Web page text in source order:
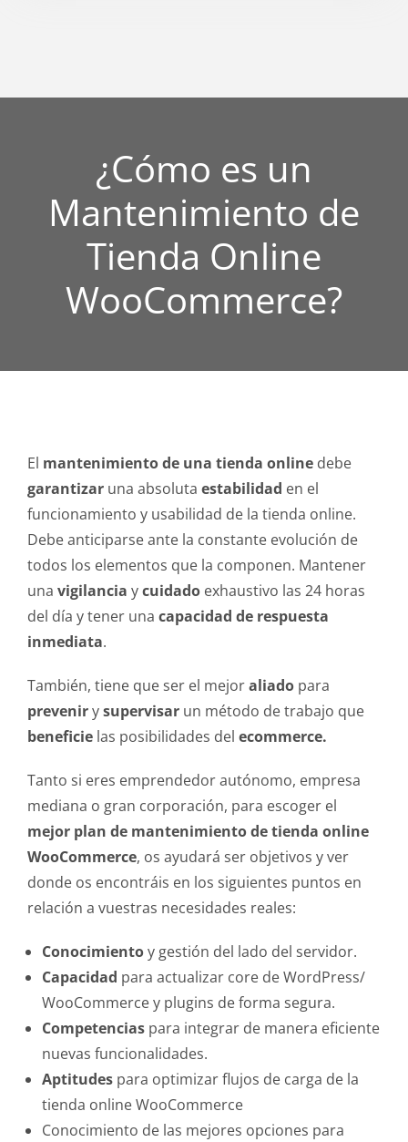
¿Cómo es un
Mantenimiento de
Tienda Online
WooCommerce?
El mantenimiento de una tienda onlinedebe
garantizaruna absoluta estabilidad en el
funcionamiento y usabilidad de la tienda online.
Debe anticiparse ante la constante evolución de
todos los elementos que la componen. Mantener
una vigilancia ycuidado exhaustivo las 24 horas
del día y tener una capacidad de respuesta
inmediata.
También, tiene que ser el mejoraliadopara
prevenirysupervisarun método de trabajo que
beneficielas posibilidades del ecommerce.
Tanto si eres emprendedor autónomo, empresa
mediana o gran corporación, para escoger el
mejor plan de mantenimiento de tienda online
WooCommerce, os ayudará ser objetivos y ver
donde os encontráis en los siguientes puntos en
relación a vuestras necesidades reales:
Conocimientoy gestión del lado del servidor.
Capacidad para actualizar core de WordPress/
WooCommerce y plugins de forma segura.
Competenciaspara integrar de manera eficiente
nuevas funcionalidades.
Aptitudespara optimizar flujos de carga de la
tienda online WooCommerce
Conocimiento de las mejores opciones para